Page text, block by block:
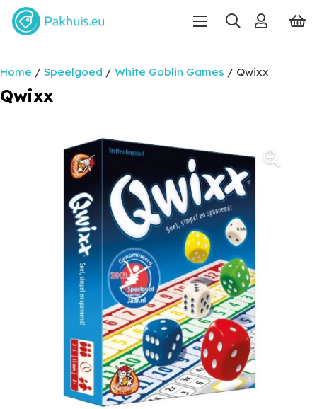
Home / Speelgoed / White Goblin Games / Qwixx
Qwixx